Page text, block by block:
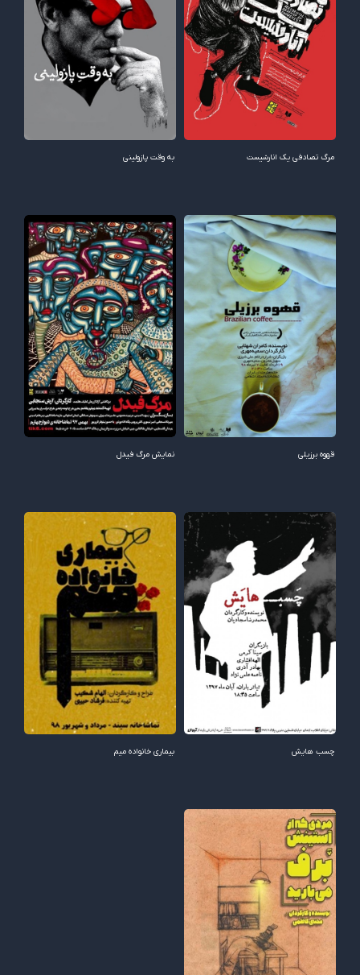
مرگ تصادفی یک انارشیست به وقت پازولینی
قهوه برزیلی نمایش مرگ فیدل
چسب هایش بیماری خانواده میم